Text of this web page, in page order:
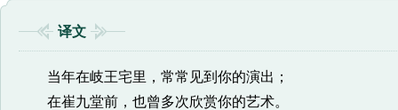
译文
当年在岐王宅里，常常见到你的演出；
在崔九堂前，也曾多次欣赏你的艺术。